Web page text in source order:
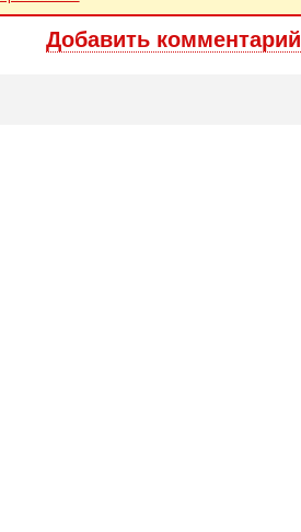
Добавить комментарий